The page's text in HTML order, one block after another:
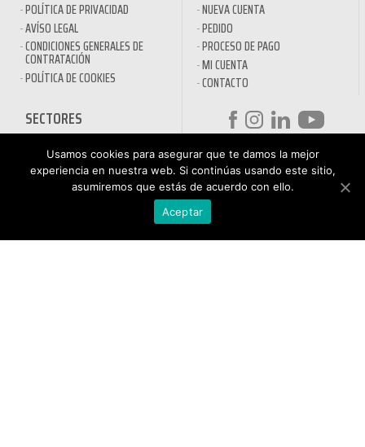
POLÍTICA DE PRIVACIDAD
AVÍSO LEGAL
CONDICIONES GENERALES DE
CONTRATACIÓN
POLÍTICA DE COOKIES
NUEVA CUENTA
PEDIDO
PROCESO DE PAGO
MI CUENTA
CONTACTO
SECTORES
HOSTELERÍA
AUTOMOCIÓN
ATENCIÓN AL
CLIENTE
De lunes a viernes de 9h
Usamos cookies para asegurar que te damos la mejor
experiencia en nuestra web. Si continúas usando este sitio,
asumiremos que estás de acuerdo con ello.
Aceptar